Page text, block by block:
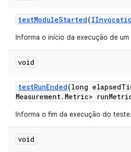
testModuleStarted(
Informa o início da execução de um
void
testRunEnded(long elapsed
Measurement. Metric> run
Informa o fim da execução do teste.
void